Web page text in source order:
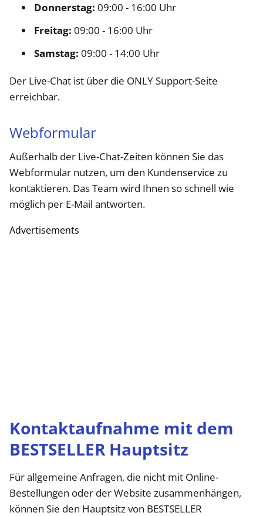
Donnerstag: 09:00 - 16:00 Uhr​
Freitag: 09:00 - 16:00 Uhr​
Samstag: 09:00 - 14:00 Uhr​
Der Live-Chat ist über die ONLY Support-Seite
erreichbar.
Webformular
Außerhalb der Live-Chat-Zeiten können Sie das
Webformular nutzen, um den Kundenservice zu
kontaktieren. Das Team wird Ihnen so schnell wie
möglich per E-Mail antworten.
Advertisements
Kontaktaufnahme mit dem
BESTSELLER Hauptsitz
Für allgemeine Anfragen, die nicht mit Online-
Bestellungen oder der Website zusammenhängen,
können Sie den Hauptsitz von BESTSELLER